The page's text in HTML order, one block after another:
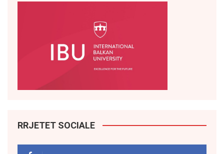
RRJETET SOCIALE